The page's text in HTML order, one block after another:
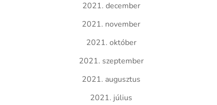
2021. december
2021. november
2021. október
2021. szeptember
2021. augusztus
2021. július